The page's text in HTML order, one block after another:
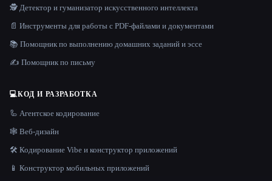
🕵️ Детектор и гуманизатор искусственного интеллекта
📄 Инструменты для работы с PDF-файлами и документами
📚 Помощник по выполнению домашних заданий и эссе
✍️ Помощник по письму
💻КОД И РАЗРАБОТКА
🦾 Агентское кодирование
🕸 Веб-дизайн
🛠️ Кодирование Vibe и конструктор приложений
📱 Конструктор мобильных приложений